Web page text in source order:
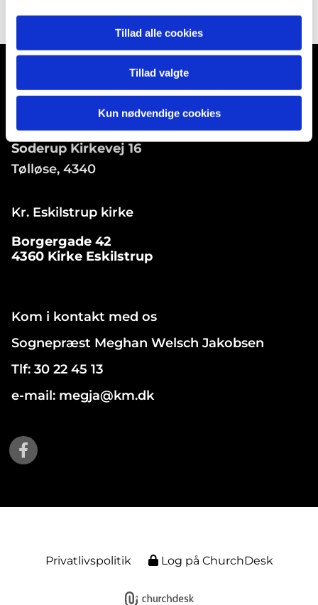
Tillad alle cookies
Tillad valgte
Kun nødvendige cookies
Soderup Kirke
Soderup Kirkevej 16
Tølløse, 4340
Kr. Eskilstrup kirke
Borgergade 42
4360 Kirke Eskilstrup
Kom i kontakt med os
Sognepræst Meghan Welsch Jakobsen
Tlf: 30 22 45 13
e-mail: megja@km.dk
Privatlivspolitik Log på ChurchDesk